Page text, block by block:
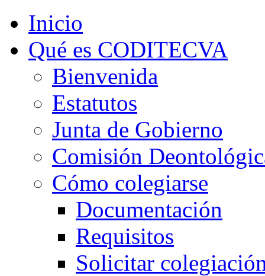
Inicio
Qué es CODITECVA
Bienvenida
Estatutos
Junta de Gobierno
Comisión
Cómo colegiarse
Documentación
Requisitos
Solicitar